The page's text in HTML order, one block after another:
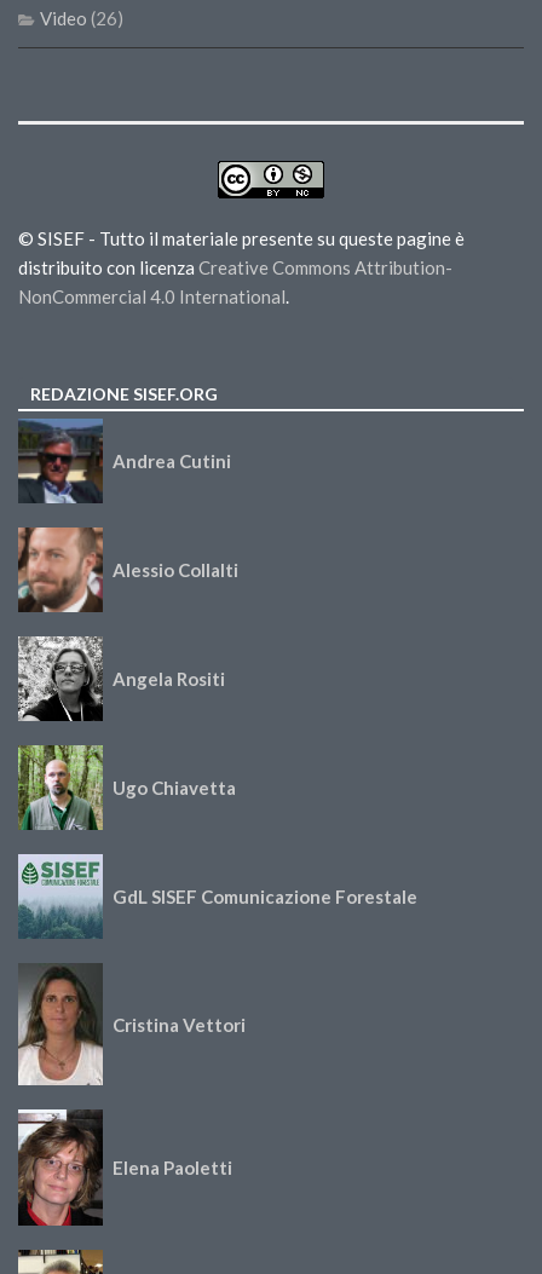
Video (26)
© SISEF - Tutto il materiale presente su queste pagine è
distribuito con licenza Creative Commons Attribution-
NonCommercial 4.0 International.
REDAZIONE SISEF.ORG
Andrea Cutini
Alessio Collalti
Angela Rositi
Ugo Chiavetta
GdL SISEF Comunicazione Forestale
Cristina Vettori
Elena Paoletti